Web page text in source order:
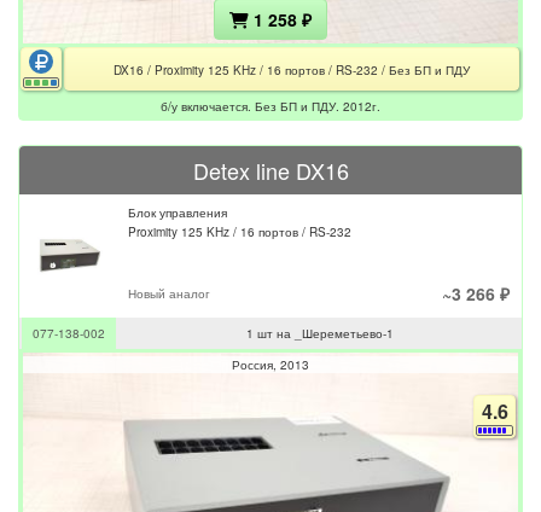
1 258 ₽
DX16 / Proximity 125 KHz / 16 портов / RS-232 / Без БП и ПДУ
б/у включается. Без БП и ПДУ. 2012г.
Detex line DX16
Блок управления
Proximity 125 KHz / 16 портов / RS-232
Новый аналог ~3 266 ₽
077-138-002
1 шт на _Шереметьево-1
Россия 2013
4.6